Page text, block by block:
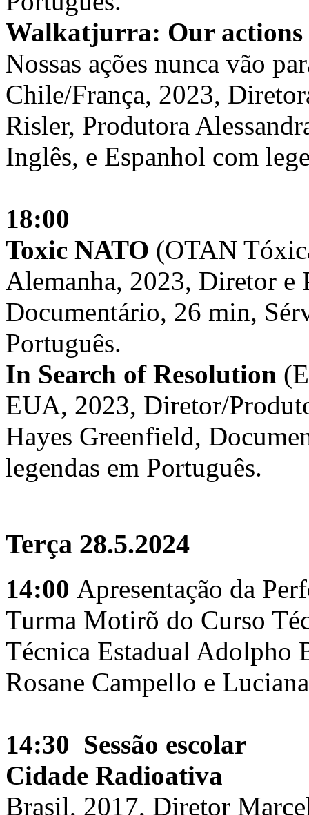
Walkatjurra: Our actions
Nossas ações nunca vão
Chile/França, 2023,
Risler, Produtora
Inglês, e Espanhol com
18:00
Toxic NATO (OTAN
Alemanha, 2023, Diretor
Documentário, 26 min,
Português.
In Search of Resolution
EUA, 2023, Diretor/
Hayes Greenfield,
legendas em Português.
Terça 28.5.2024
14:00 Apresentação da
Turma Motirõ do Curso
Técnica Estadual Adolpho
Rosane Campello e
14:30 Sessão escolar
Cidade Radioativa
Brasil, 2017, Diretor